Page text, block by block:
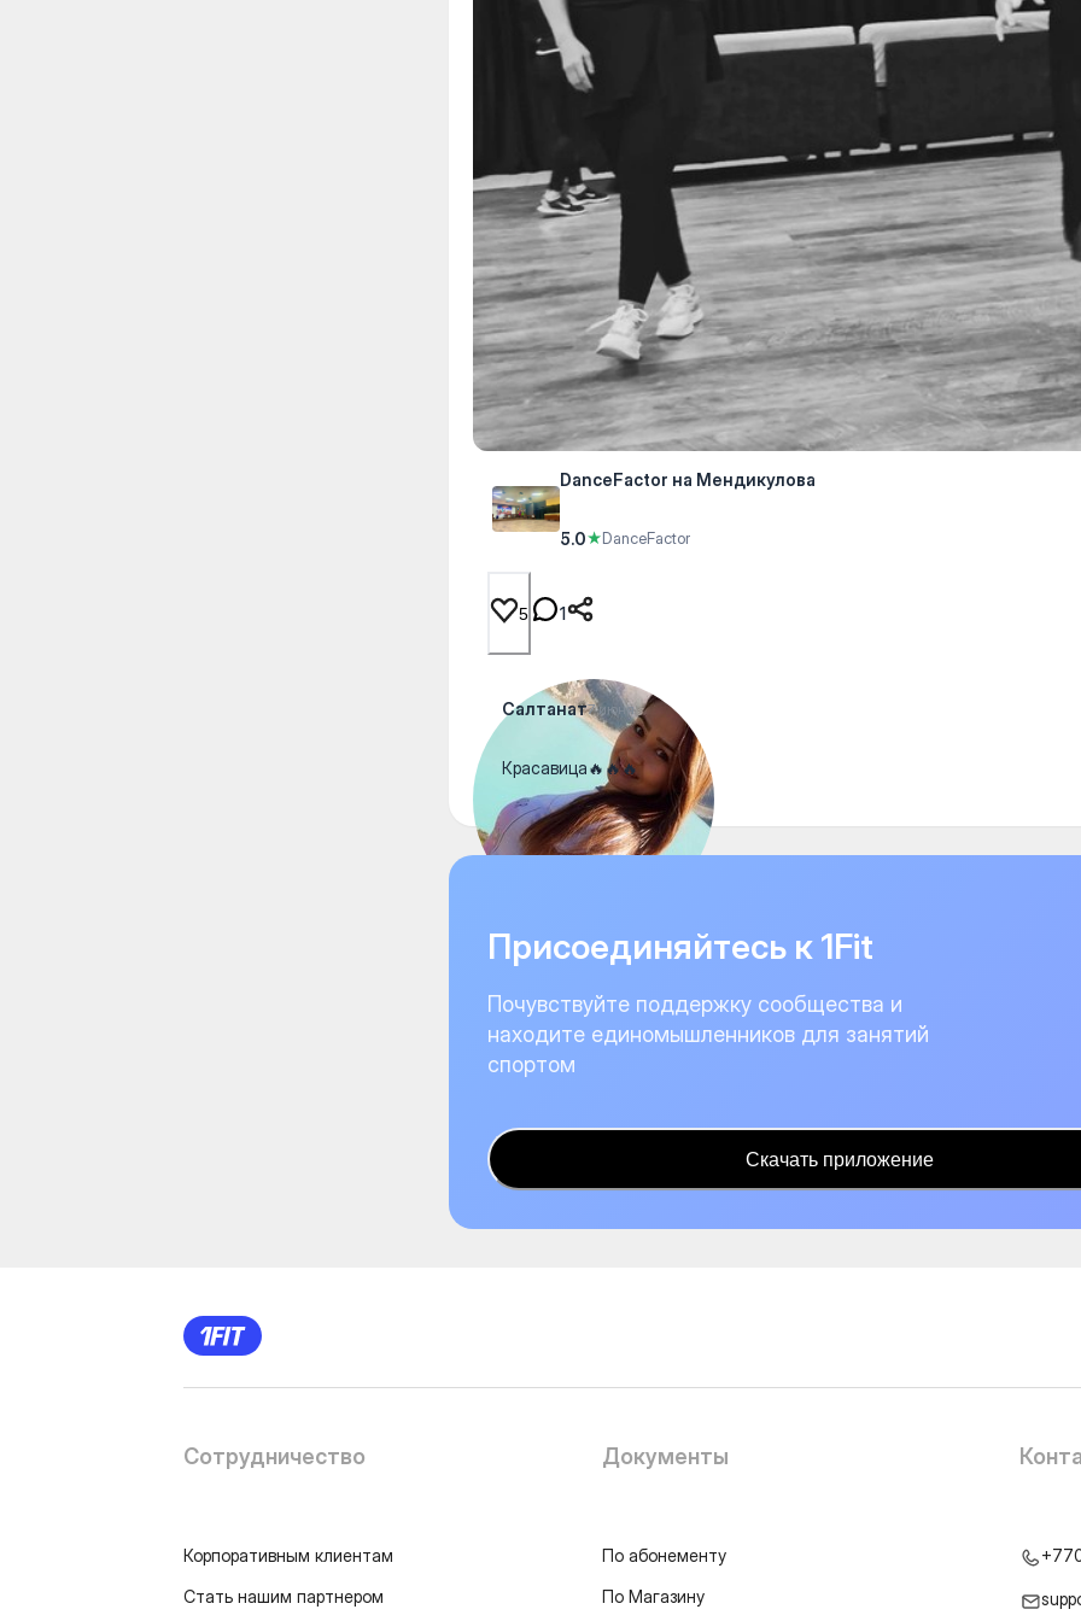
DanceFactor на Мендикулова
5.0★DanceFactor
5 1
Салтанат7 июня
Красавица🔥🔥🔥
Присоединяйтесь к 1Fit
Почувствуйте поддержку сообщества и
находите единомышленников для занятий
спортом
Скачать приложение
Сотрудничество
Корпоративным клиентам
Стать нашим партнером
Документы
По абонементу
По Магазину